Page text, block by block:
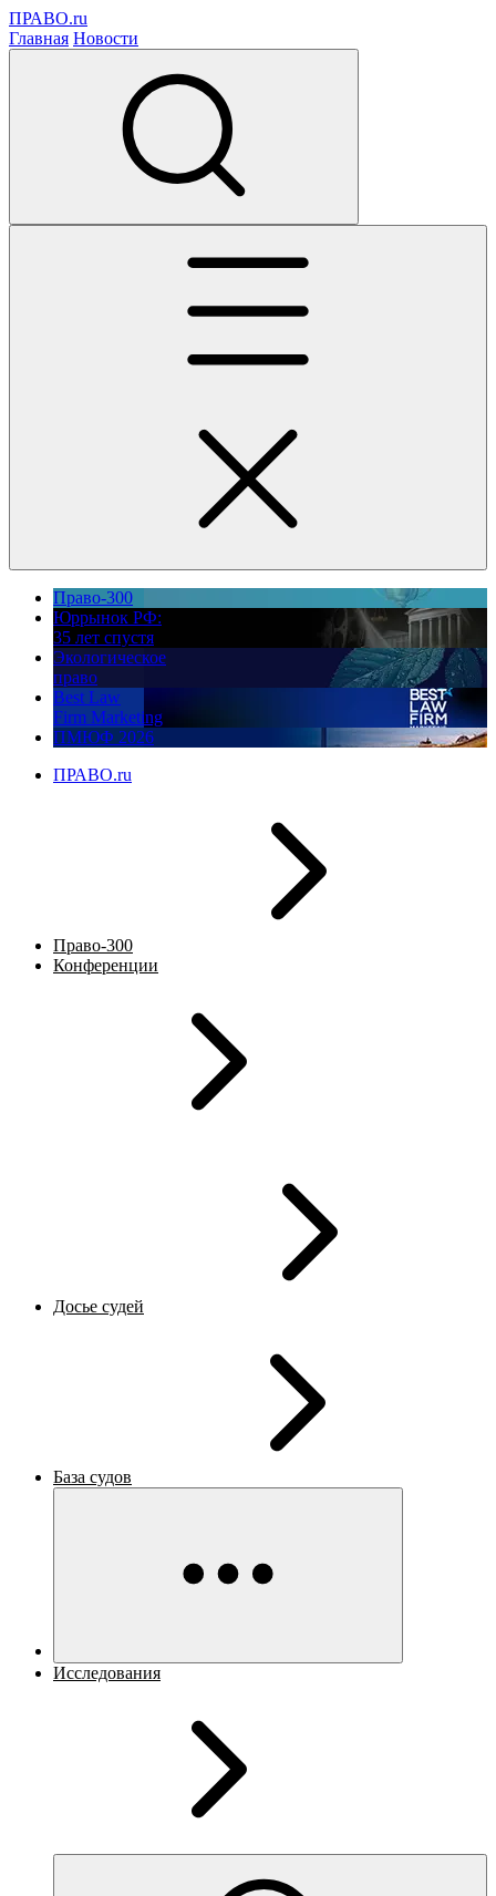
ПРАВО.ru
Главная Новости
Право-300
Юррынок РФ:
35 лет спустя
Экологическое
право
Best Law
Firm Marketing
ПМЮФ 2026
ПРАВО.ru
Право-300
Конференции
Досье судей
База судов
Исследования